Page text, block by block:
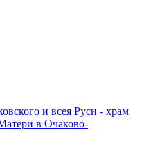
и всея Руси - храм
в Очаково-